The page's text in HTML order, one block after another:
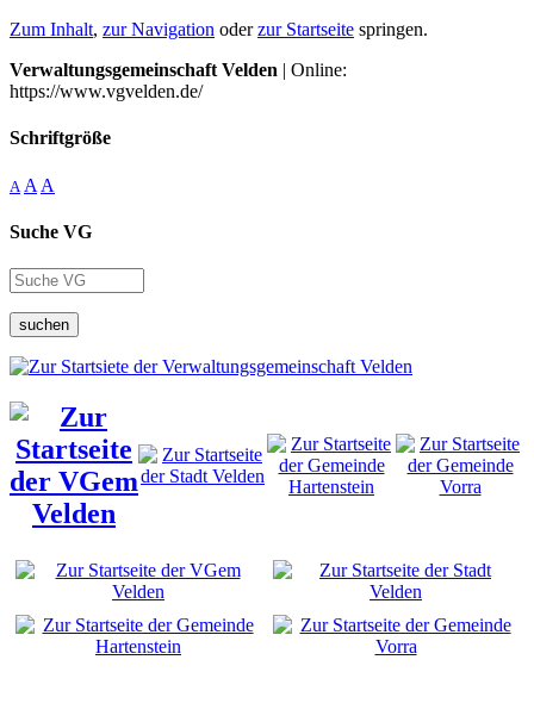
Zum Inhalt, zur Navigation oderzur Startseite springen.
Verwaltungsgemeinschaft Velden | Online:
https://www.vgvelden.de/
Schriftgröße
A A A
Suche VG
suchen